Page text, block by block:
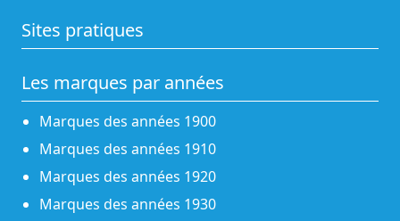
Sites pratiques
Les marques par années
Marques des années 1900
Marques des années 1910
Marques des années 1920
Marques des années 1930